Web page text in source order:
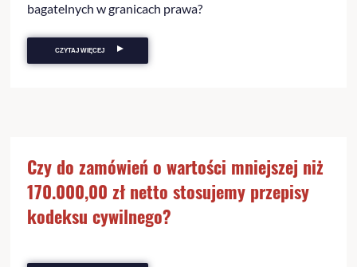
bagatelnych w granicach prawa?
CZYTAJ WIĘCEJ
Czy do zamówień o wartości mniejszej niż
170.000,00 zł netto stosujemy przepisy
kodeksu cywilnego?